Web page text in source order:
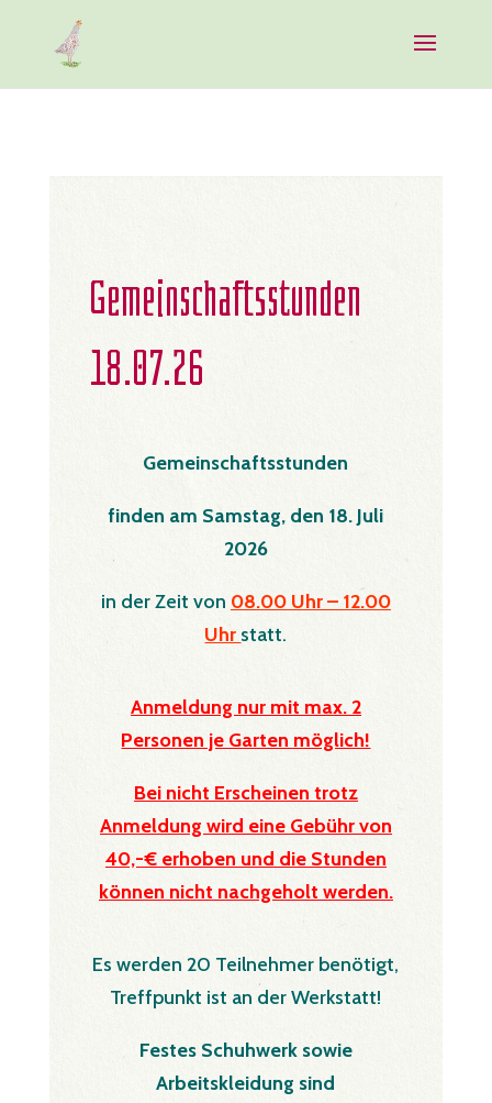
Gemeinschaftsstunden
18.07.26
Gemeinschaftsstunden
finden am Samstag, den 18. Juli
2026
in der Zeit von 08.00 Uhr – 12.00
Uhr statt.
Anmeldung nur mit max. 2
Personen je Garten möglich!
Bei nicht Erscheinen trotz
Anmeldung wird eine Gebühr von
40,-€ erhoben und die Stunden
können nicht nachgeholt werden.
Es werden 20 Teilnehmer benötigt,
Treffpunkt ist an der Werkstatt!
Festes Schuhwerk sowie
Arbeitskleidung sind